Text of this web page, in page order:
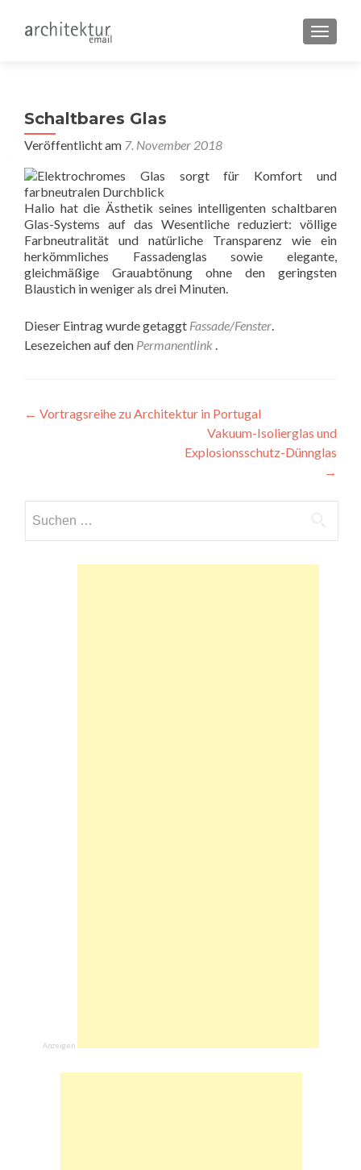
Schaltbares Glas
Veröffentlicht am 7. November 2018
Halio hat die Ästhetik seines intelligenten schaltbaren
Glas-Systems auf das Wesentliche reduziert: völlige
Farbneutralität und natürliche Transparenz wie ein
herkömmliches Fassadenglas sowie elegante,
gleichmäßige Grauabtönung ohne den geringsten
Blaustich in weniger als drei Minuten.
Dieser Eintrag wurde getaggt Fassade/Fenster.
Lesezeichen auf den Permanentlink .
Beitragsnavigation
← Vortragsreihe zu Architektur in Portugal
Vakuum-Isolierglas und
Explosionsschutz-Dünnglas
→
nach:
Anzeigen